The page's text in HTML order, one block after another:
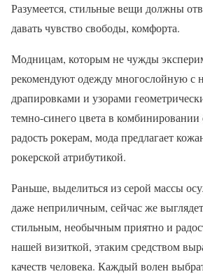
Разумеется, стильные вещи должны
давать чувство свободы, комфорта.
Модницам, которым не чужды
рекомендуют одежду многослойную с
драпировками и узорами
темно-синего цвета в
радость рокерам, мода предлагает
рокерской атрибутикой.
Раньше, выделиться из серой массы
даже неприличным, сейчас же
стильным, необычным приятно и
нашей визиткой, этаким средством
качеств человека. Каждый волен